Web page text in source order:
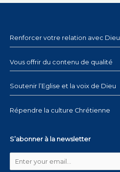
Renforcer votre relation avec Dieu
Vous offrir du contenu de qualité
Soutenir l’Eglise et la voix de Dieu
Répendre la culture Chrétienne
S’abonner à la newsletter